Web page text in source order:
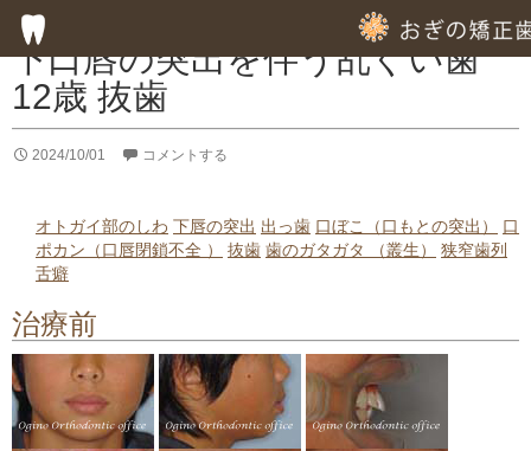
下口唇の突出を伴う乱ぐい歯
12歳 抜歯
2024/10/01 コメントする
オトガイ部のしわ 下唇の突出 出っ歯 口ぼこ（口もとの突出）
口
ポカン（口唇閉鎖不全 ）
抜歯 歯のガタガタ （叢生）
狭窄歯列
舌癖
治療前
HOME
子供の歯列矯正
成人の歯列矯正
専門的な虫歯予防の指導
歯周病のための歯列矯正